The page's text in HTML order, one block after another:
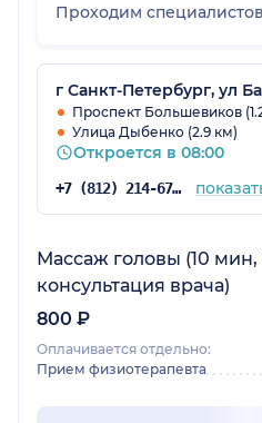
Проходим
врач внимательный,
лечение, выписал
свои контакты для
здесь же пройдем
кардиолога.
г Санкт-Петербург, ул
Проспект Большевиков
Улица Дыбенко (2.9 км)
Откроется в 08:00
+7 (812) 214-67-27
Массаж головы (10
консультация врача)
800 ₽
Оплачивается отдельно:
Прием физиотерапевта